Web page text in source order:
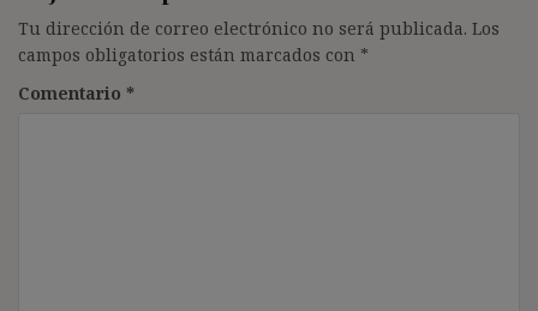
Tu dirección de correo electrónico no será publicada. Los
campos obligatorios están marcados con *
Comentario *